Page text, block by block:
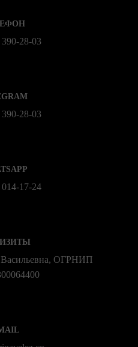
28-03
28-03
Васильевна, ОГРНИП